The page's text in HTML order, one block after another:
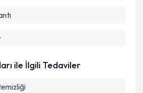
ile İlgili Tedaviler